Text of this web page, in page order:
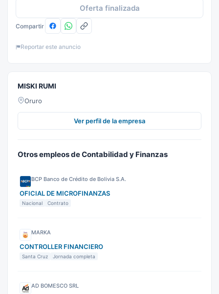
Oferta finalizada
Compartir
Reportar este anuncio
MISKI RUMI
Oruro
Ver perfil de la empresa
Otros empleos de Contabilidad y Finanzas
BCP Banco de Crédito de Bolivia S.A.
OFICIAL DE MICROFINANZAS
Nacional Contrato
MARKA
CONTROLLER FINANCIERO
Santa Cruz Jornada completa
AD BOMESCO SRL